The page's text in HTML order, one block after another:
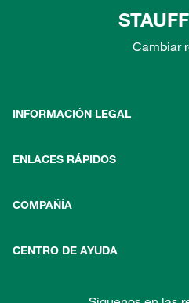
Cambiar
INFORMACIÓN LEGAL
ENLACES RÁPIDOS
COMPAÑÍA
CENTRO DE AYUDA